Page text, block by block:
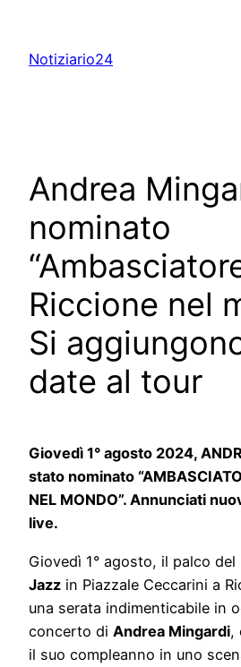
content
Notiziario24
Andrea
nominato
Riccione nel
Si
date al tour
Giovedì 1° agosto 2024,
stato nominato
NEL MONDO”. Annunciati
live.
Giovedì 1° agosto, il palco del
Jazz in Piazzale Ceccarini a
una serata indimenticabile in
concerto di Andrea Mingardi,
il suo compleanno in uno